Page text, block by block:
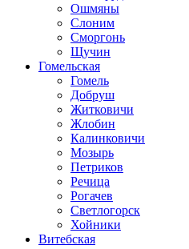
Ошмяны
Слоним
Сморгонь
Щучин
Гомельская
Гомель
Добруш
Житковичи
Жлобин
Калинковичи
Мозырь
Петриков
Речица
Рогачев
Светлогорск
Хойники
Витебская